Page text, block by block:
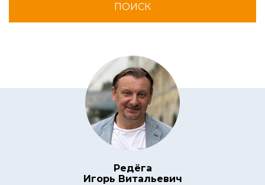
Редёга
Игорь Витальевич